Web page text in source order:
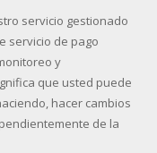
servicio gestionado
servicio de pago
y
que usted puede
hacer cambios
de la